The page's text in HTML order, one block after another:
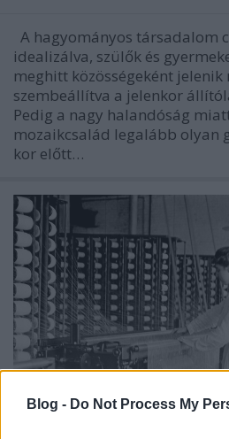
Blog - Do Not Process My
A hagyományos társadalom
idealizálva, szülők és
meghitt közösségeként jelenik
szembeállítva a jelenkor
Pedig a nagy halandóság
mozaikcsalád legalább olyan
kor előtt…